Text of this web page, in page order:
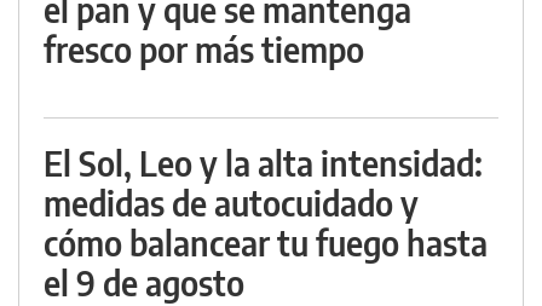
el pan y que se mantenga
fresco por más tiempo
El Sol, Leo y la alta intensidad:
medidas de autocuidado y
cómo balancear tu fuego hasta
el 9 de agosto